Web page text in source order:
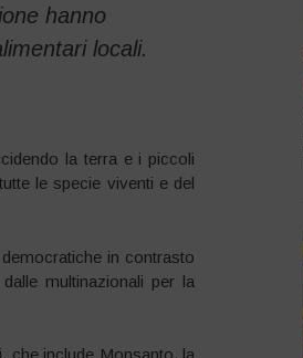
hanno
locali.
la terra e i piccoli
le specie viventi e del
in contrasto
multinazionali per la
che include Monsanto, la